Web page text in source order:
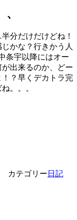
分だけだけどね！
かな？行きかう人
条宇以降にはオー
出来るのか、どー
？早くデカトラ完
。。。
カテゴリー 日記